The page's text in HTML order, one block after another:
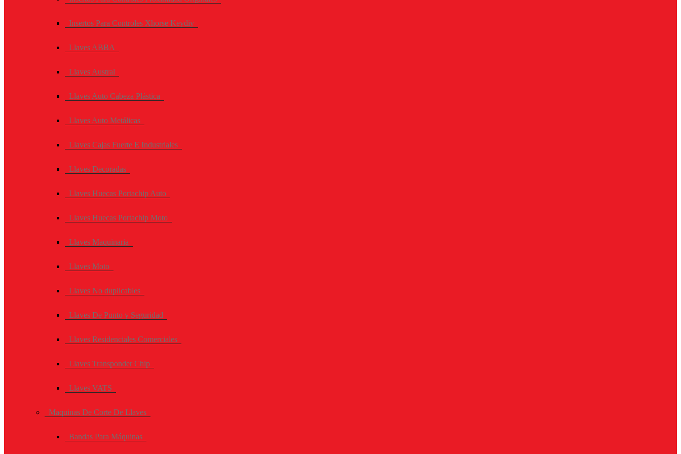
Insertos Para Controles Xhorse Keydiy
Llaves ABBA
Llaves Austral
Llaves Auto Cabeza Plástica
Llaves Auto Metálicas
Llaves Cajas Fuerte E Industriales
Llaves Decoradas
Llaves Huecas Portachip Auto
Llaves Huecas Portachip Moto
Llaves Maquinaria
Llaves Moto
Llaves No duplicables
Llaves De Punto y Seguridad
Llaves Residenciales Comerciales
Llaves Transponder Chip
Llaves VATS
Maquinas De Corte De Llaves
Bandas Para Máquinas